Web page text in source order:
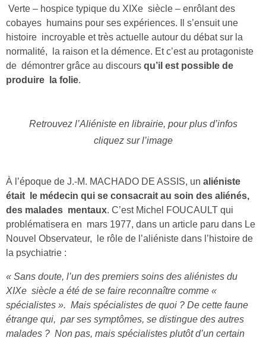
Verte – hospice typique du XIXe siècle – enrôlant des
cobayes humains pour ses expériences. Il s’ensuit une
histoire incroyable et très actuelle autour du débat sur la
normalité, la raison et la démence. Et c’est au protagoniste
de démontrer grâce au discours qu’il est possible de
produire la folie.
Retrouvez l’Aliéniste en librairie, pour plus d’infos
cliquez sur l’image
À l’époque de J.-M. MACHADO DE ASSIS, un aliéniste
était le médecin qui se consacrait au soin des aliénés,
des malades mentaux. C’est Michel FOUCAULT qui
problématisera en mars 1977, dans un article paru dans Le
Nouvel Observateur, le rôle de l’aliéniste dans l’histoire de
la psychiatrie :
« Sans doute, l’un des premiers soins des aliénistes du
XIXe siècle a été de se faire reconnaître comme «
spécialistes ». Mais spécialistes de quoi ? De cette faune
étrange qui, par ses symptômes, se distingue des autres
malades ? Non pas, mais spécialistes plutôt d’un certain